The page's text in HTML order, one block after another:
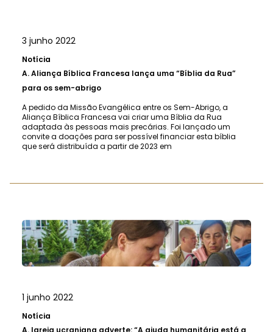
3 junho 2022
Notícia
A.Aliança Bíblica Francesa lança uma “Bíblia da Rua”
para os sem-abrigo
A pedido da Missão Evangélica entre os Sem-Abrigo, a
Aliança Bíblica Francesa vai criar uma Bíblia da Rua
adaptada às pessoas mais precárias. Foi lançado um
convite a doações para ser possível financiar esta bíblia
que será distribuída a partir de 2023 em
1 junho 2022
Notícia
A. Igreja ucraniana adverte: “A ajuda humanitária está a